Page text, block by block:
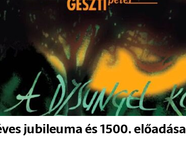
jubileuma és 1500. előadása